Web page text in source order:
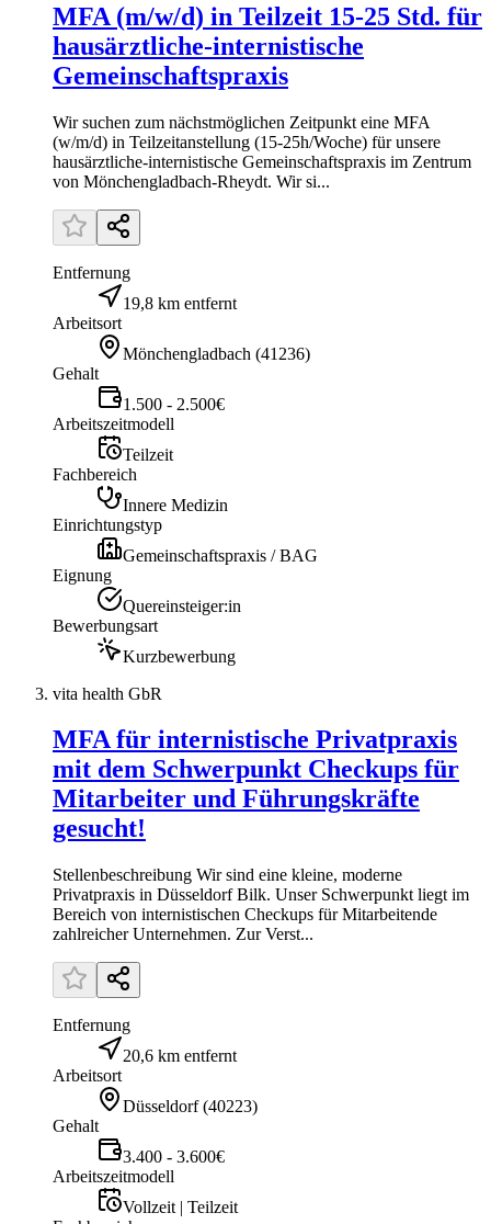
MFA (m/w/d) in Teilzeit 15-25 Std. für
hausärztliche-internistische
Gemeinschaftspraxis
Wir suchen zum nächstmöglichen Zeitpunkt eine MFA
(w/m/d) in Teilzeitanstellung (15-25h/Woche) für unsere
hausärztliche-internistische Gemeinschaftspraxis im Zentrum
von Mönchengladbach-Rheydt. Wir si...
Entfernung
19,8 km entfernt
Arbeitsort
Mönchengladbach (41236)
Gehalt
1.500 - 2.500€
Arbeitszeitmodell
Teilzeit
Fachbereich
Innere Medizin
Einrichtungstyp
Gemeinschaftspraxis / BAG
Eignung
Quereinsteiger:in
Bewerbungsart
Kurzbewerbung
vita health GbR
MFA für internistische Privatpraxis
mit dem Schwerpunkt Checkups für
Mitarbeiter und Führungskräfte
gesucht!
Stellenbeschreibung Wir sind eine kleine, moderne
Privatpraxis in Düsseldorf Bilk. Unser Schwerpunkt liegt im
Bereich von internistischen Checkups für Mitarbeitende
zahlreicher Unternehmen. Zur Verst...
Entfernung
20,6 km entfernt
Arbeitsort
Düsseldorf (40223)
Gehalt
3.400 - 3.600€
Arbeitszeitmodell
Vollzeit | Teilzeit